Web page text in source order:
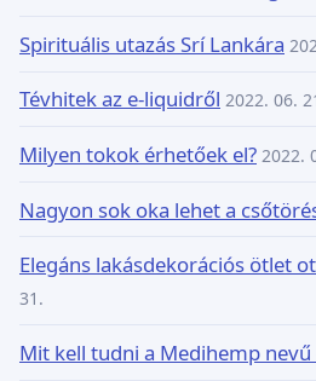
Spirituális utazás Srí Lankára
Tévhitek az e-liquidről 2022. 06.
Milyen tokok érhetőek el? 2022.
Nagyon sok oka lehet a
Elegáns lakásdekorációs ötlet
31.
Mit kell tudni a Medihemp nevű